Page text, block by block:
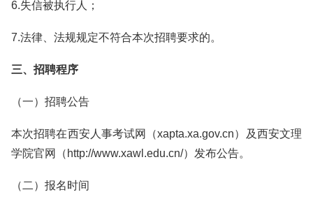
6.失信被执行人；
7.法律、法规规定不符合本次招聘要求的。
三、招聘程序
（一）招聘公告
本次招聘在西安人事考试网（xapta.xa.gov.cn）及西安文理
学院官网（http://www.xawl.edu.cn/）发布公告。
（二）报名时间